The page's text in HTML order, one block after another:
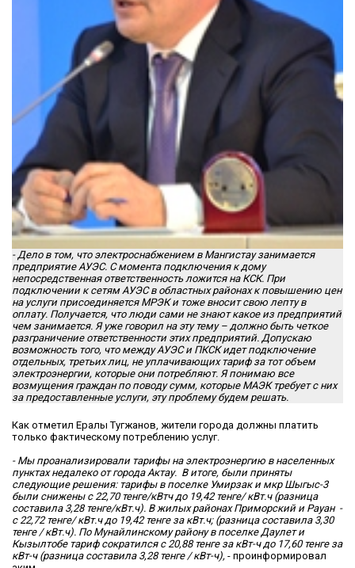
- Дело в том, что электроснабжением в Мангистау занимается
предприятие АУЭС. С момента подключения к дому
непосредственная ответственность ложится на КСК. При
подключении к сетям АУЭС в областных районах к повышению цен
на услуги присоединяется МРЭК и тоже вносит свою лепту в
оплату. Получается, что люди сами не знают какое из предприятий
чем занимается. Я уже говорил на эту тему – должно быть четкое
разграничение ответственности этих предприятий. Допускаю
возможность того, что между АУЭС и ПКСК идет подключение
отдельных, третьих лиц, не уплачивающих тариф за тот объем
электроэнергии, которые они потребляют. Я понимаю все
возмущения граждан по поводу сумм, которые МАЭК требует с них
за предоставленные услуги, эту проблему будем решать.
Как отметил Ералы Тугжанов, жители города должны платить
только фактическому потреблению услуг.
- Мы проанализировали тарифы на электроэнергию в населенных
пунктах недалеко от города Актау. В итоге, были приняты
следующие решения: тарифы в поселке Умирзак и мкр Шыгыс-3
были снижены с 22,70 тенге/кВтч до 19,42 тенге/ кВт.ч (разница
составила 3,28 тенге/кВт.ч). В жилых районах Приморский и Рауан -
с 22,72 тенге/ кВт.ч до 19,42 тенге за кВт.ч; (разница составила 3,30
тенге / кВт.ч). По Мунайлинскому району в поселке Даулет и
Кызылтобе тариф сократился с 20,88 тенге за кВт-ч до 17,60 тенге за
кВт-ч (разница составила 3,28 тенге / кВт-ч), - проинформировал